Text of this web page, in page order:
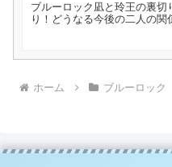
ブルーロック凪と玲王の裏切
り！どうなる今後の二人の関
ホーム ブルーロック